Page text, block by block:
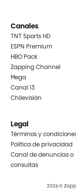
Canales
TNT Sports HD
ESPN Premium
HBO Pack
Zapping Channel
Mega
Canal 13
Chilevisión
Legal
Términos y
Política de privacidad
Canal de denuncias o
consultas
2026 ©